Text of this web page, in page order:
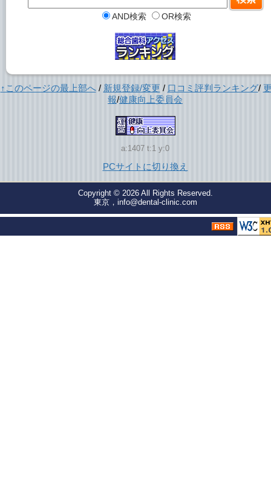
AND検索 OR検索
↑このページの最上部へ/ 新規登録/変更 / 口コミ評判ランキング/
報/健康向上委員会
a:1407 t:1 y:0
PCサイトに切り換え
Copyright © 2026 All Rights Reserved.
東京，info@dental-clinic.com